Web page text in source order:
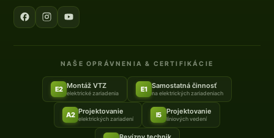
NAŠE OPRÁVNENIA & CERTIFIKÁCIE
E2 Montáž VTZ
elektrické zariadenia E1 Samostatná činnosť
na elektrických zariadeniach
A2 Projektovanie
elektrických zariadení I5 Projektovanie
líniových vedení